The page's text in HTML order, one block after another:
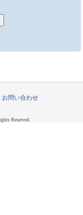
お問い合わせ
Reserved.